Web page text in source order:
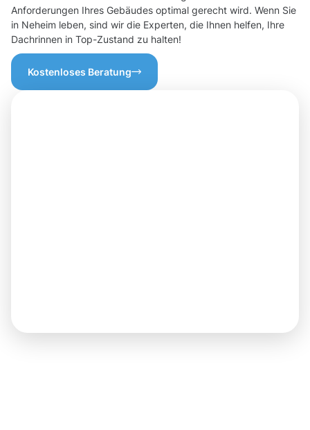
Anforderungen Ihres Gebäudes optimal gerecht wird. Wenn Sie
in Neheim leben, sind wir die Experten, die Ihnen helfen, Ihre
Dachrinnen in Top-Zustand zu halten!
Kostenloses Beratung